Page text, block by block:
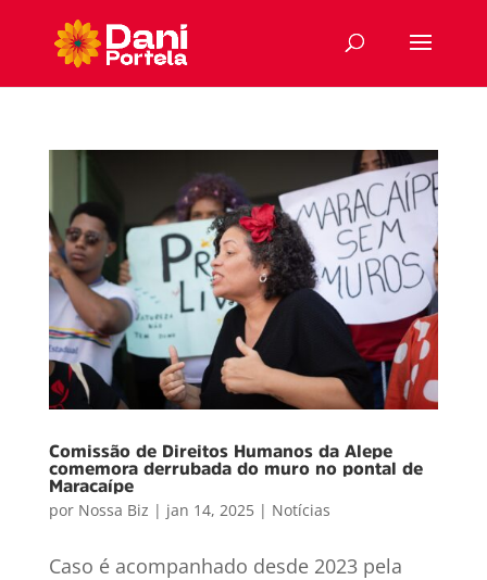
Comissão de Direitos Humanos da Alepe
comemora derrubada do muro no pontal de
Maracaípe
por Nossa Biz | jan 14, 2025| Notícias
Caso é acompanhado desde 2023 pela